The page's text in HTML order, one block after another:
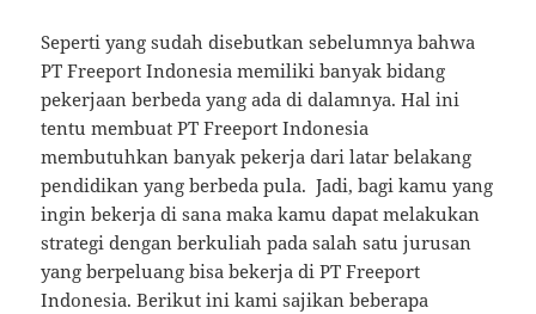
Seperti yang sudah disebutkan sebelumnya bahwa
PT Freeport Indonesia memiliki banyak bidang
pekerjaan berbeda yang ada di dalamnya. Hal ini
tentu membuat PT Freeport Indonesia
membutuhkan banyak pekerja dari latar belakang
pendidikan yang berbeda pula. Jadi, bagi kamu yang
ingin bekerja di sana maka kamu dapat melakukan
strategi dengan berkuliah pada salah satu jurusan
yang berpeluang bisa bekerja di PT Freeport
Indonesia. Berikut ini kami sajikan beberapa